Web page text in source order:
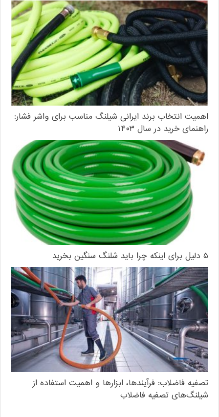
اهمیت انتخاب برند ایرانی شیلنگ مناسب برای واشر فشار:
راهنمای خرید در سال ۱۴۰۳
۵ دلیل برای اینکه چرا باید شلنگ‌ سنگین بخرید
تصفیه فاضلاب: فرآیندها، ابزارها و اهمیت استفاده از
شیلنگ‌های تصفیه فاضلاب